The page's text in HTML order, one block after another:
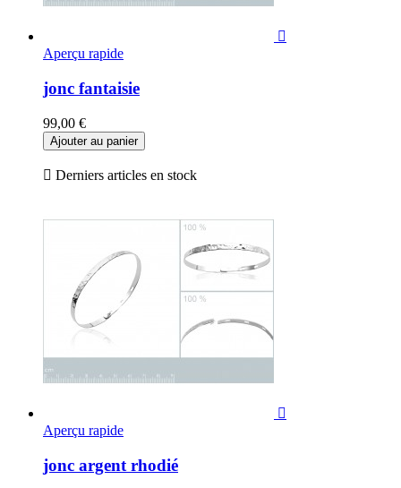

Aperçu rapide
jonc fantaisie
99,00 €
Ajouter au panier
 Derniers articles en stock

Aperçu rapide
jonc argent rhodié